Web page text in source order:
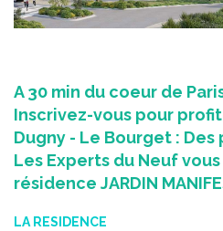
A 30 min du coeur de
Inscrivez-vous pour
Dugny - Le Bourget : Des
Les Experts du Neuf
résidence JARDIN
LA RESIDENCE